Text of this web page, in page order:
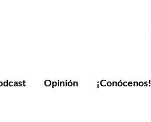
Opinión ¡Conócenos!